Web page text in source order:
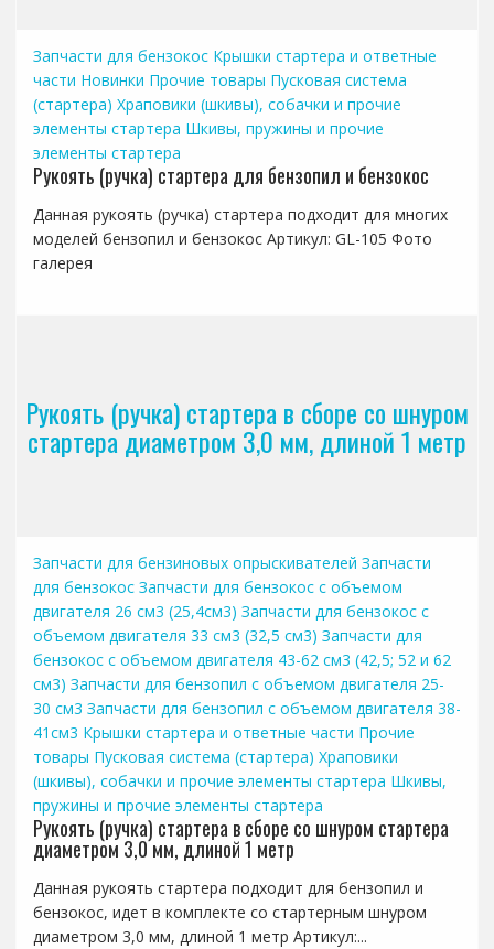
Запчасти для бензокос Крышки стартера и ответные
части Новинки Прочие товары Пусковая система
(стартера) Храповики (шкивы), собачки и прочие
элементы стартера Шкивы, пружины и прочие
элементы стартера
Рукоять (ручка) стартера для бензопил и бензокос
Данная рукоять (ручка) стартера подходит для многих
моделей бензопил и бензокос Артикул: GL-105 Фото
галерея
Рукоять (ручка) стартера в сборе со шнуром
стартера диаметром 3,0 мм, длиной 1 метр
Запчасти для бензиновых опрыскивателей Запчасти
для бензокос Запчасти для бензокос с объемом
двигателя 26 см3 (25,4см3) Запчасти для бензокос с
объемом двигателя 33 см3 (32,5 см3) Запчасти для
бензокос с объемом двигателя 43-62 см3 (42,5; 52 и 62
см3) Запчасти для бензопил с объемом двигателя 25-
30 см3 Запчасти для бензопил с объемом двигателя 38-
41см3 Крышки стартера и ответные части Прочие
товары Пусковая система (стартера) Храповики
(шкивы), собачки и прочие элементы стартера Шкивы,
пружины и прочие элементы стартера
Рукоять (ручка) стартера в сборе со шнуром стартера
диаметром 3,0 мм, длиной 1 метр
Данная рукоять стартера подходит для бензопил и
бензокос, идет в комплекте со стартерным шнуром
диаметром 3,0 мм, длиной 1 метр Артикул:...